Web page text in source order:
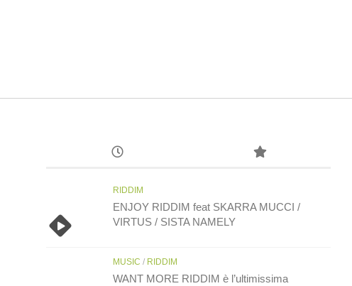
RIDDIM
ENJOY RIDDIM feat SKARRA MUCCI /
VIRTUS / SISTA NAMELY
MUSIC / RIDDIM
WANT MORE RIDDIM è l’ultimissima